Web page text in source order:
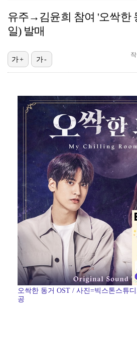
[ST포토] 문정민, 자신감 가
[ST포토] 문정민, 버디 성공
[ST포토] 문정민, 안정된
유주→김윤희 참여 '오싹한
일) 발매
가+ 가-
오싹한 동거 OST / 사진=빅스톤스튜
공